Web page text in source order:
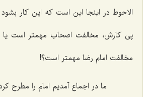
الاحوط در اینجا این است كه این كار
پی كارش، مخالفت اصحاب مهمتر است یا
مخالفت امام رضا مهمتر است؟!
ما در اجماع آمدیم امام را مطرح